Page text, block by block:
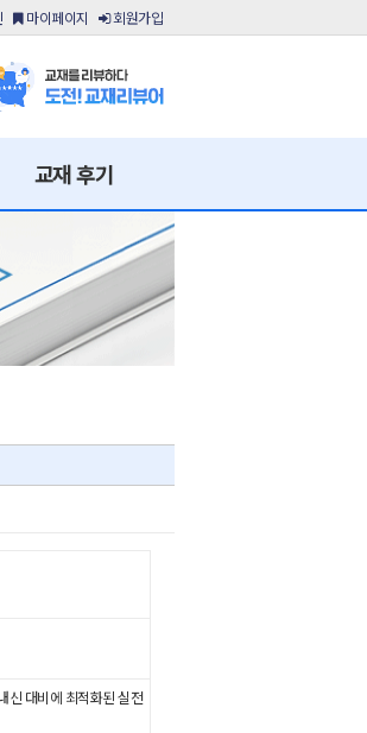
마이페이지 회원가입
교재 후기
신 대비에 최적화된 실전